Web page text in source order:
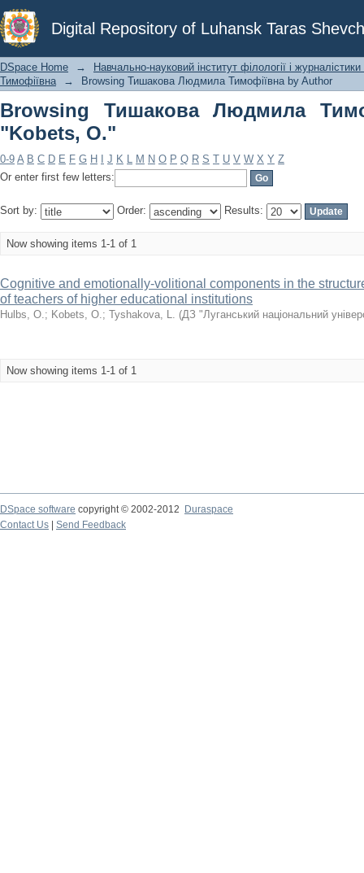
Digital Repository of Luhansk Taras
Browsing Тишакова Людмила
DSpace Home →
Навчально-науковий інститут філології і
Тимофіївна
→ Browsing Тишакова Людмила Тимофіївна by Author
Browsing Тишакова Людмила
"Kobets, O."
0-9 A B C D E F G H J K L M N O P Q R S T U V W X Y Z
Or enter first few letters:
Sort by: Order: Results:
Now showing items 1-1 of 1
Cognitive and emotionally-volitional components in the
of teachers of higher educational institutions
Hulbs, О.; Kobets, O.; Tyshakova, L. (ДЗ "Луганський національний
Now showing items 1-1 of 1
DSpace software copyright © 2002-2012
Duraspace
Contact Us
Send Feedback